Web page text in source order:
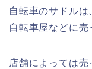
自転車のサドルは
自転車屋などに売
店舗によっては